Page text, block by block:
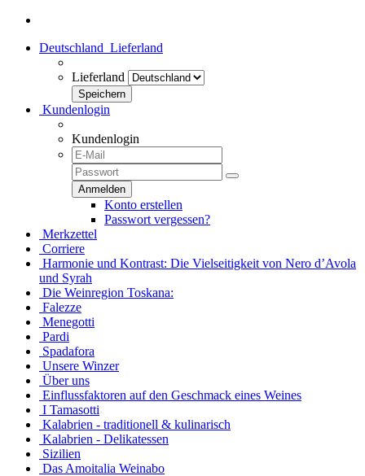
Deutschland Lieferland
Lieferland
Kundenlogin
Kundenlogin
Konto erstellen
Passwort vergessen?
Merkzettel
Corriere
Harmonie und Kontrast: Die Vielseitigkeit von Nero d’Avola
und Syrah
Die Weinregion Toskana:
Falezze
Menegotti
Pardi
Spadafora
Unsere Winzer
Über uns
Einflussfaktoren auf den Geschmack eines Weines
I Tamasotti
Kalabrien - traditionell & kulinarisch
Kalabrien - Delikatessen
Sizilien
Das Amoitalia Weinabo